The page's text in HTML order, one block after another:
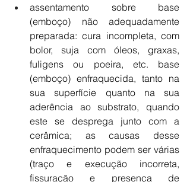
assentamento sobre base
(emboço) não adequadamente
preparada: cura incompleta, com
bolor, suja com óleos, graxas,
fuligens ou poeira, etc. base
(emboço) enfraquecida, tanto na
sua superfície quanto na sua
aderência ao substrato, quando
este se desprega junto com a
cerâmica; as causas desse
enfraquecimento podem ser várias
(traço e execução incorreta,
fissuração e presença de